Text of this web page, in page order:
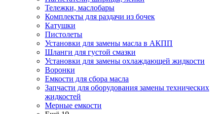
Тележки, маслобары
Комплекты для раздачи из бочек
Катушки
Пистолеты
Установки для замены масла в АКПП
Шланги для густой смазки
Установки для замены охлаждающей жидкости
Воронки
Емкости для сбора масла
Запчасти для оборудования замены технических
жидкостей
Мерные емкости